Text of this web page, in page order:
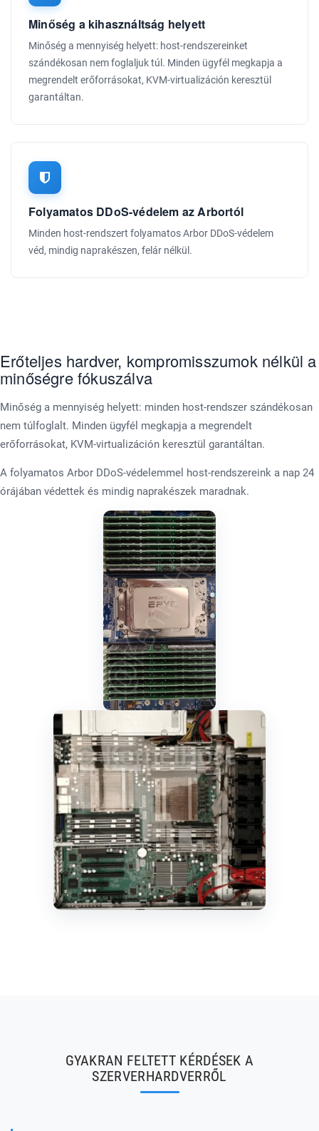
Minőség a kihasználtság helyett
Minőség a mennyiség helyett: host-rendszereinket
szándékosan nem foglaljuk túl. Minden ügyfél megkapja a
megrendelt erőforrásokat, KVM-virtualizáción keresztül
garantáltan.
Folyamatos DDoS-védelem az Arbortól
Minden host-rendszert folyamatos Arbor DDoS-védelem
véd, mindig naprakészen, felár nélkül.
Erőteljes hardver, kompromisszumok nélkül a
minőségre fókuszálva
Minőség a mennyiség helyett: minden host-rendszer szándékosan
nem túlfoglalt. Minden ügyfél megkapja a megrendelt
erőforrásokat, KVM-virtualizáción keresztül garantáltan.
A folyamatos Arbor DDoS-védelemmel host-rendszereink a nap 24
órájában védettek és mindig naprakészek maradnak.
GYAKRAN FELTETT KÉRDÉSEK A
SZERVERHARDVERRŐL